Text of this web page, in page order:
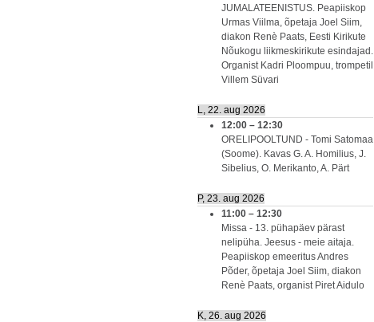
JUMALATEENISTUS. Peapiiskop
Urmas Viilma, õpetaja Joel Siim,
diakon Renè Paats, Eesti Kirikute
Nõukogu liikmeskirikute esindajad.
Organist Kadri Ploompuu, trompetil
Villem Süvari
L, 22. aug 2026
12:00 – 12:30
ORELIPOOLTUND - Tomi Satomaa
(Soome). Kavas G. A. Homilius, J.
Sibelius, O. Merikanto, A. Pärt
P, 23. aug 2026
11:00 – 12:30
Missa - 13. pühapäev pärast
nelipüha. Jeesus - meie aitaja.
Peapiiskop emeeritus Andres
Põder, õpetaja Joel Siim, diakon
Renè Paats, organist Piret Aidulo
K, 26. aug 2026